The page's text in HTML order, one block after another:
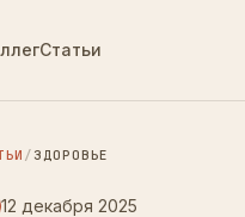
Статьи
/ ЗДОРОВЬЕ
12 декабря 2025